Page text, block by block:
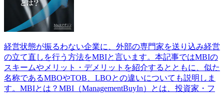
経営状態が振るわない企業に、外部の専門家を送り込み経営
の立て直しを行う方法をMBIと言います。本記事ではMBIの
スキームやメリット・デメリットを紹介するとともに、似た
名称であるMBOやTOB、LBOとの違いについても説明しま
す。MBIとは？MBI（ManagementBuyIn）とは、投資家・フ